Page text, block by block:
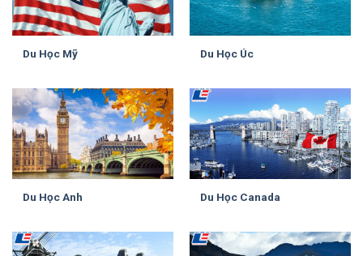
Du Học Mỹ Du Học Úc
Du Học Anh Du Học Canada